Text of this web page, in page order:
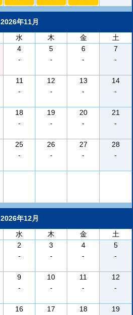
2026年11月
水 木 金
土
4
-
5
-
6
-
7
-
11
-
12
-
13
-
14
-
18
-
19
-
20
-
21
-
25
-
26
-
27
-
28
-
2026年12月
水 木 金
土
2
-
3
-
4
-
5
-
9
-
10
-
11
-
12
-
16
17
18
19